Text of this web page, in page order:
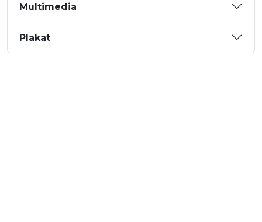
Multimedia
Plakat